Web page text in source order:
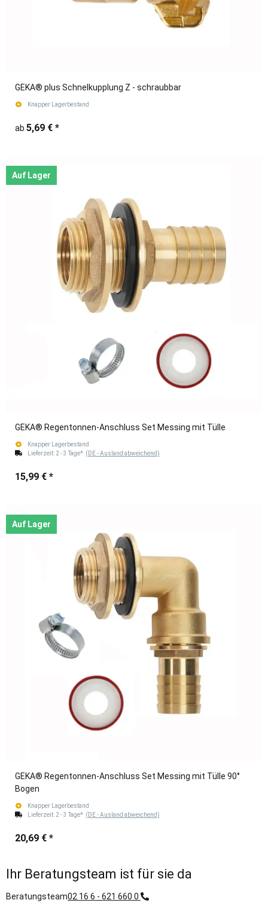
GEKA® plus Schnelkupplung Z - schraubbar
Knapper Lagerbestand
ab 5,69 € *
Auf Lager
GEKA® Regentonnen-Anschluss Set Messing mit Tülle
Knapper Lagerbestand
Lieferzeit: 2 - 3 Tage* (DE - Ausland abweichend)
15,99 € *
Auf Lager
GEKA® Regentonnen-Anschluss Set Messing mit Tülle 90°
Bogen
Knapper Lagerbestand
Lieferzeit: 2 - 3 Tage* (DE - Ausland abweichend)
20,69 € *
Ihr Beratungsteam ist für sie da
Beratungsteam02 16 6 - 621 660 0